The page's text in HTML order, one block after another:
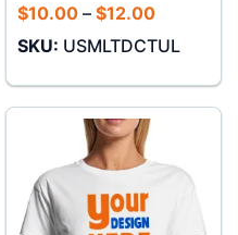
$10.00 – $12.00Khoảng
từ
đến
SKU: USMLTDCTUL